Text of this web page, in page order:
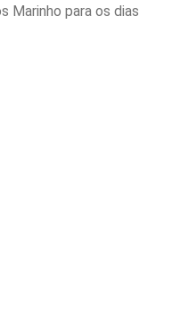
Marinho para os dias